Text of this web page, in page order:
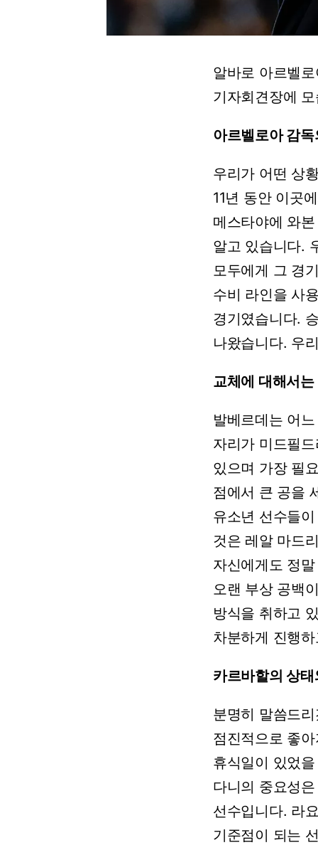
알바로 아르벨
기자회견장에
아르벨로아감독
우리가 어떤 상
11년 동안 이곳
메스타야에 와본
알고 있습니다.
모두에게 그 경
수비 라인을 사
경기였습니다.
나왔습니다. 우
교체에 대해서는
발베르데는 어느
자리가 미드필
있으며 가장 필
점에서 큰 공을
유소년 선수들이
것은 레알 마드
자신에게도 정말
오랜 부상 공백
방식을 취하고
차분하게 진행
카르바할의상태
분명히 말씀드
점진적으로 좋
휴식일이 있었을
다니의 중요성은
선수입니다. 라
기준점이 되는